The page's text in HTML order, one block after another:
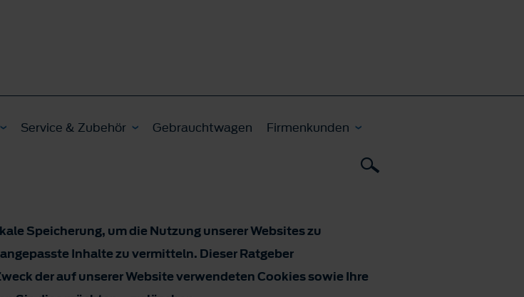
Service & Zubehör Gebrauchtwagen Firmenkunden
Speicherung, um die Nutzung unserer Websites zu
Inhalte zu vermitteln. Dieser Ratgeber
der auf unserer Website verwendeten Cookies sowie Ihre